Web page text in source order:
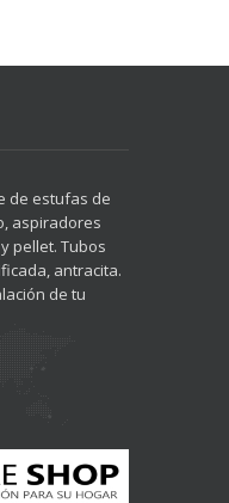
de estufas de
aspiradores
pellet. Tubos
antracita.
de tu